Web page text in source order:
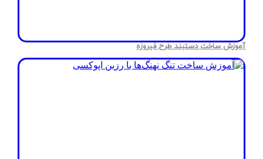
آموزش ساخت دستبند طرح فیروزه